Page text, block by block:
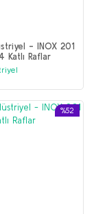
- INOX 201
Katlı Raflar
%52